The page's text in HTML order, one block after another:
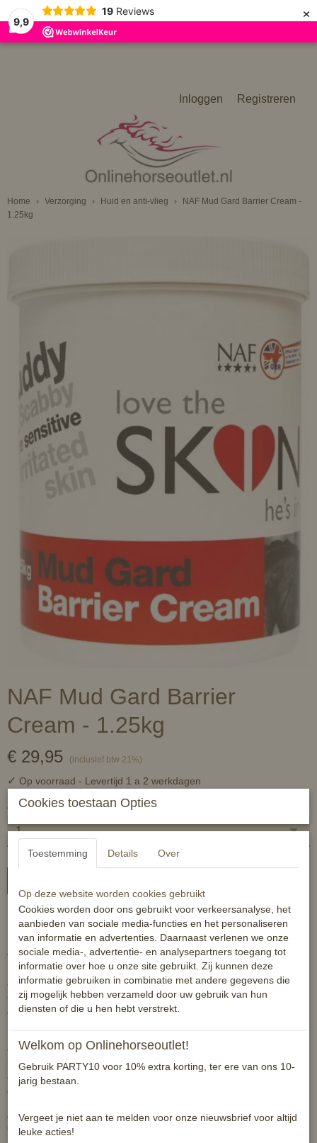
9,9
19 Reviews ×
Inloggen Registreren
Home › Verzorging › Huid en anti-vlieg ›
NAF Mud Gard Barrier Cream -
1.25kg
NAF Mud Gard Barrier
Cream - 1.25kg
€ 29,95 (inclusief btw 21%)
✓ Op voorraad - Levertijd 1 a 2 werkdagen
Aantal
Hèt middel tegen mok!
Modderige, natte en vieze weiden of stallen kunnen voor
verschillende hoef- en beenproblemen zorgen. De Mud Gard
Barrier Cream van NAF Equine is een water- en vuilafstotende
crème voor de benen en kootholtes van jouw paard of pony. Mud
Gard bevat een hoog gehalte aan MSM. Deze bron van zwavel
draagt bij aan een gezonde huid en actieve haargroei.
onder benen. Wanneer het paard in een natte/modderig wei staat
kan dit problemen veroorzaken, met name de in kootholte en
onderbenen. Door het aanbrengen van NAF mud gard voorkomt u
dat vocht en modder kan indringen in de huid.
Absoluut een topproduct, met een sterk huidhelende werking.
Ondersteun van binnenuit mee met het NAF MudGard supplement.
Cookies toestaan Opties
Toestemming Details Over
Op deze website worden cookies gebruikt
Cookies worden door ons gebruikt voor verkeersanalyse, het
aanbieden van sociale media-functies en het personaliseren
van informatie en advertenties. Daarnaast verlenen we onze
sociale media-, advertentie- en analysepartners toegang tot
informatie over hoe u onze site gebruikt. Zij kunnen deze
informatie gebruiken in combinatie met andere gegevens die
zij mogelijk hebben verzameld door uw gebruik van hun
diensten of die u hen hebt verstrekt.
Welkom op Onlinehorseoutlet!
Gebruik PARTY10 voor 10% extra korting, ter ere van ons 10-
jarig bestaan.
Vergeet je niet aan te melden voor onze nieuwsbrief voor altijd
leuke acties!